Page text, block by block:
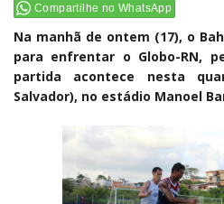
Compartilhe no WhatsApp
Na manhã de ontem (17), o
para enfrentar o Globo-RN,
partida acontece nesta
Salvador), no estádio Manoel